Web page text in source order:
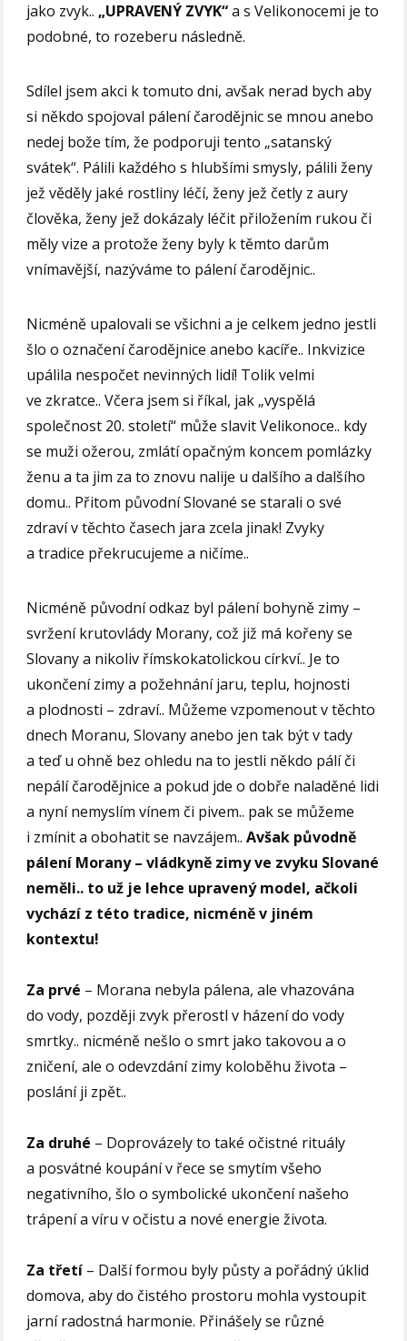
jako zvyk..„UPRAVENÝ ZVYK“a s Velikonocemi je to
podobné, to rozeberu následně.
Sdílel jsem akci k tomuto dni, avšak nerad bych aby
si někdo spojoval pálení čarodějnic se mnou anebo
nedej bože tím, že podporuji tento „satanský
svátek“. Pálili každého s hlubšími smysly, pálili ženy
jež věděly jaké rostliny léčí, ženy jež četly z aury
člověka, ženy jež dokázaly léčit přiložením rukou či
měly vize a protože ženy byly k těmto darům
vnímavější, nazýváme to pálení čarodějnic..
Nicméně upalovali se všichni a je celkem jedno jestli
šlo o označení čarodějnice anebo kacíře.. Inkvizice
upálila nespočet nevinných lidí! Tolik velmi
ve zkratce.. Včera jsem si říkal, jak „vyspělá
společnost 20. století“ může slavit Velikonoce.. kdy
se muži ožerou, zmlátí opačným koncem pomlázky
ženu a ta jim za to znovu nalije u dalšího a dalšího
domu.. Přitom původní Slované se starali o své
zdraví v těchto časech jara zcela jinak! Zvyky
a tradice překrucujeme a ničíme..
Nicméně původní odkaz byl pálení bohyně zimy –
svržení krutovlády Morany, což již má kořeny se
Slovany a nikoliv římskokatolickou církví.. Je to
ukončení zimy a požehnání jaru, teplu, hojnosti
a plodnosti – zdraví.. Můžeme vzpomenout v těchto
dnech Moranu, Slovany anebo jen tak být v tady
a teď u ohně bez ohledu na to jestli někdo pálí či
nepálí čarodějnice a pokud jde o dobře naladěné lidi
a nyní nemyslím vínem či pivem.. pak se můžeme
i zmínit a obohatit se navzájem..Avšak původně
pálení Morany – vládkyně zimy ve zvyku Slované
neměli.. to už je lehce upravený model, ačkoli
vychází z této tradice, nicméně v jiném
kontextu!
Za prvé – Morana nebyla pálena, ale vhazována
do vody, později zvyk přerostl v házení do vody
smrtky.. nicméně nešlo o smrt jako takovou a o
zničení, ale o odevzdání zimy koloběhu života –
poslání ji zpět..
Za druhé – Doprovázely to také očistné rituály
a posvátné koupání v řece se smytím všeho
negativního, šlo o symbolické ukončení našeho
trápení a víru v očistu a nové energie života.
Za třetí – Další formou byly půsty a pořádný úklid
domova, aby do čistého prostoru mohla vystoupit
jarní radostná harmonie. Přinášely se různé